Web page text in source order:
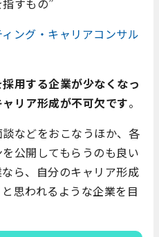
ング・キャリアコンサル
用する企業が少なくなっ
リア形成が不可欠です。
などをおこなうほか、各
公開してもらうのも良い
ら、自分のキャリア形成
思われるような企業を目